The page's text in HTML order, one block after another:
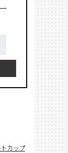
カップ